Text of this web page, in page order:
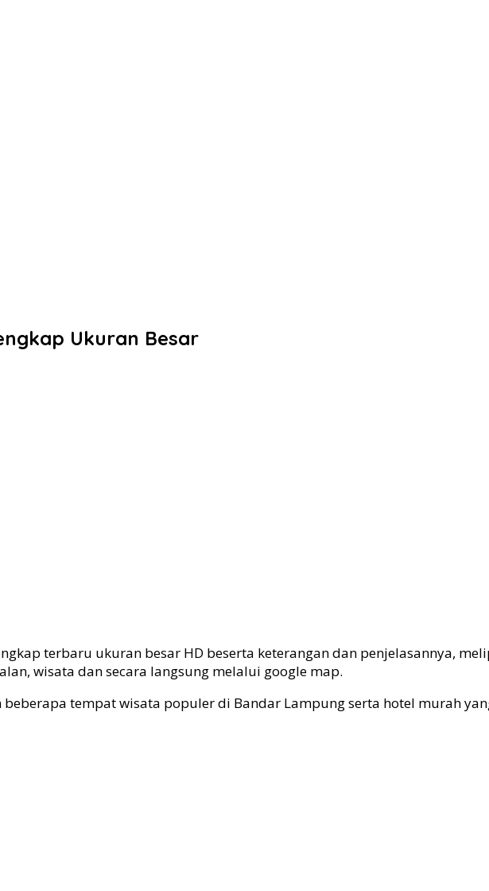
Ukuran Besar
terbaru ukuran besar HD beserta keterangan dan penjelasannya,
wisata dan secara langsung melalui google map.
tempat wisata populer di Bandar Lampung serta hotel murah